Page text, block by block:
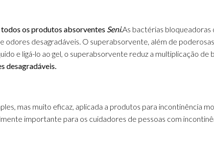
todos os produtos absorventes Seni.As bactérias bloqueadoras
odores desagradáveis. O superabsorvente, além de
e ligá-lo ao gel, o superabsorvente reduz a multiplicação de
desagradáveis.
mas muito eficaz, aplicada a produtos para incontinência
importante para os cuidadores de pessoas com